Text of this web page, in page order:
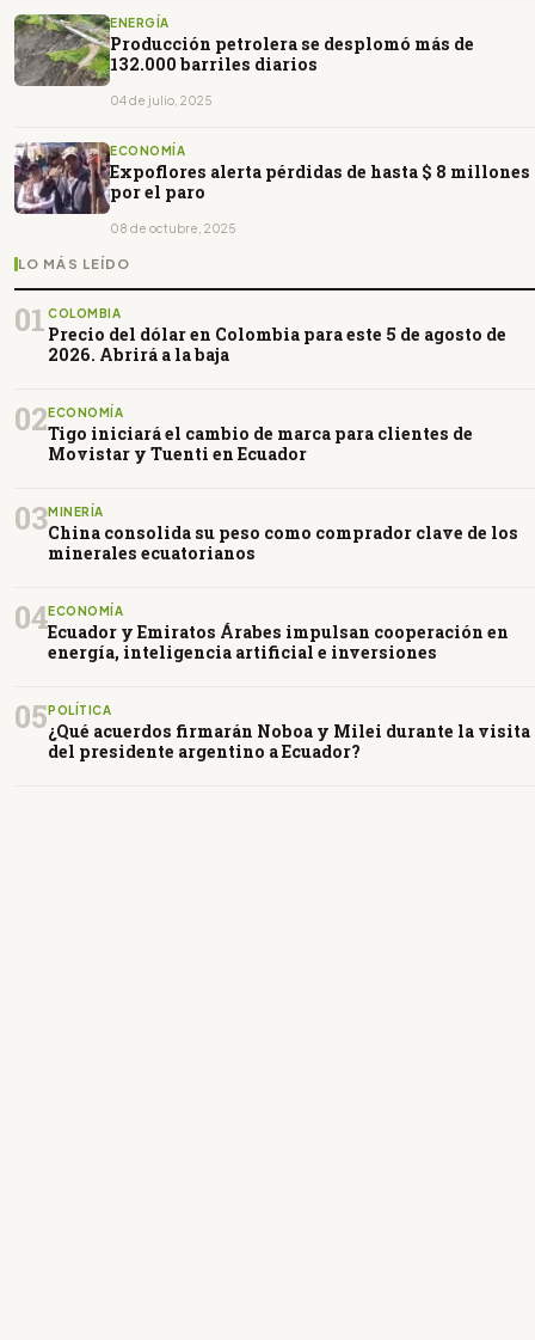
ENERGÍA
Producción petrolera se desplomó más de
132.000 barriles diarios
04 de julio, 2025
ECONOMÍA
Expoflores alerta pérdidas de hasta $ 8 millones
por el paro
08 de octubre, 2025
LO MÁS LEÍDO
01 COLOMBIA
Precio del dólar en Colombia para este 5 de agosto de
2026. Abrirá a la baja
02ECONOMÍA
Tigo iniciará el cambio de marca para clientes de
Movistar y Tuenti en Ecuador
03MINERÍA
China consolida su peso como comprador clave de los
minerales ecuatorianos
04ECONOMÍA
Ecuador y Emiratos Árabes impulsan cooperación en
energía, inteligencia artificial e inversiones
05POLÍTICA
¿Qué acuerdos firmarán Noboa y Milei durante la visita
del presidente argentino a Ecuador?